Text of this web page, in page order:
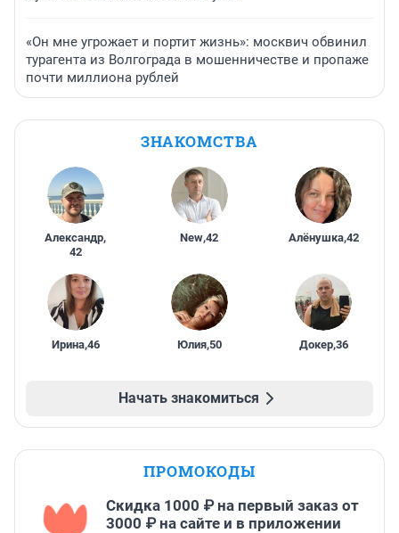
«Он мне угрожает и портит жизнь»: москвич обвинил
турагента из Волгограда в мошенничестве и пропаже
почти миллиона рублей
ЗНАКОМСТВА
Александр,
42
New,42 Алёнушка,42
Ирина,46 Юлия,50 Докер,36
Начать знакомиться
ПРОМОКОДЫ
Скидка 1000 ₽ на первый заказ от
3000 ₽ на сайте и в приложении